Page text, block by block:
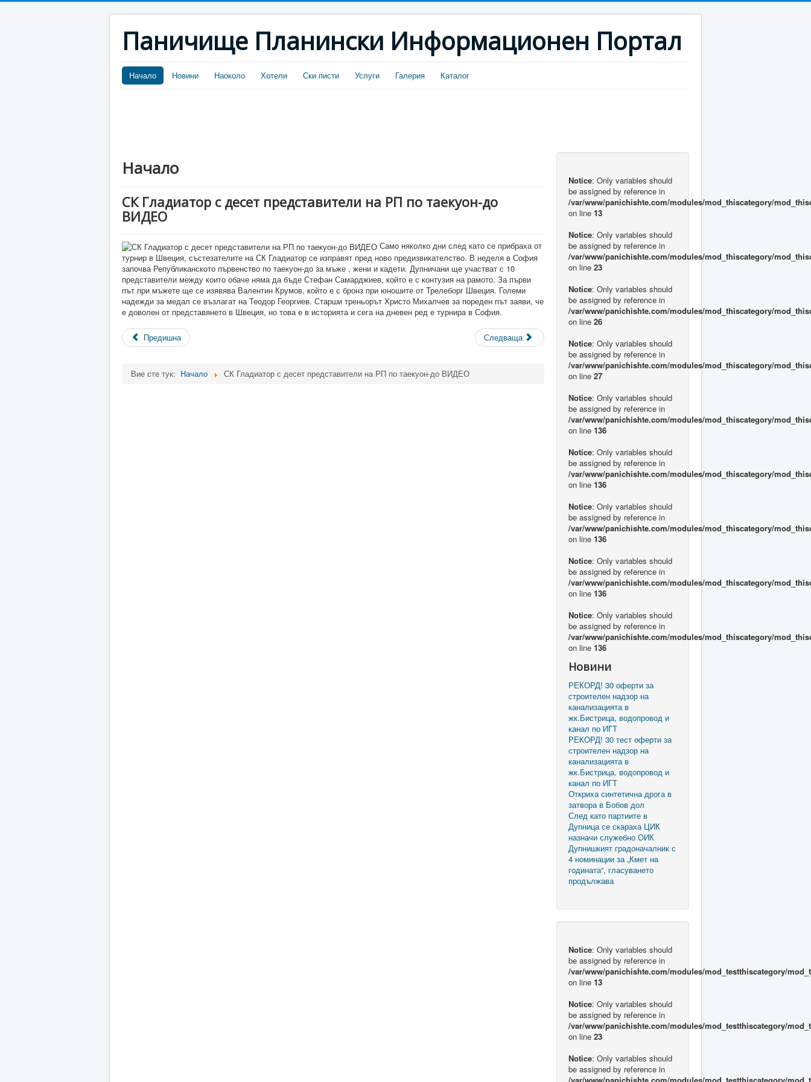
Паничище Планински Информационен Портал
Начало Новини Наоколо Хотели Ски писти Услуги Галерия Каталог
Начало
СК Гладиатор с десет представители на РП по таекуон-до
ВИДЕО
Само няколко дни след като се прибраха от
турнир в Швеция, състезателите на СК Гладиатор се изправят пред ново предизвикателство. В неделя в София
започва Републиканското първенство по таекуон-до за мъже , жени и кадети. Дупничани ще участват с 10
представители между които обаче няма да бъде Стефан Самарджиев, който е с контузия на рамото. За първи
път при мъжете ще се изявява Валентин Крумов, който е с бронз при юношите от Трелеборг Швеция. Големи
надежди за медал се възлагат на Теодор Георгиев. Старши треньорът Христо Михалчев за пореден път заяви, че
е доволен от представянето в Швеция, но това е в историята и сега на дневен ред е турнира в София.
Предишна Следваща
Вие сте тук: Начало СК Гладиатор с десет представители на РП по таекуон-до ВИДЕО
Notice: Only variables should
be assigned by reference in
/var/www/panichishte.com/modules/mod_thiscategory/
on line 13
Notice: Only variables should
be assigned by reference in
/var/www/panichishte.com/modules/mod_thiscategory/
on line 23
Notice: Only variables should
be assigned by reference in
/var/www/panichishte.com/modules/mod_thiscategory/
on line 26
Notice: Only variables should
be assigned by reference in
/var/www/panichishte.com/modules/mod_thiscategory/
on line 27
Notice: Only variables should
be assigned by reference in
/var/www/panichishte.com/modules/mod_thiscategory/
on line 136
Notice: Only variables should
be assigned by reference in
/var/www/panichishte.com/modules/mod_thiscategory/
on line 136
Notice: Only variables should
be assigned by reference in
/var/www/panichishte.com/modules/mod_thiscategory/
on line 136
Notice: Only variables should
be assigned by reference in
/var/www/panichishte.com/modules/mod_thiscategory/
on line 136
Notice: Only variables should
be assigned by reference in
/var/www/panichishte.com/modules/mod_thiscategory/
on line 136
Новини
РЕКОРД! 30 оферти за
строителен надзор на
канализацията в
жк.Бистрица, водопровод и
канал по ИГТ
РЕКОРД! 30 тест оферти за
строителен надзор на
канализацията в
жк.Бистрица, водопровод и
канал по ИГТ
Откриха синтетична дрога в
затвора в Бобов дол
След като партиите в
Дупница се скараха ЦИК
назначи служебно ОИК
Дупнишкият градоначалник с
4 номинации за „Кмет на
годината“, гласуването
продължава
Notice: Only variables should
be assigned by reference in
/var/www/panichishte.com/modules/mod_testthiscategory/
on line 13
Notice: Only variables should
be assigned by reference in
/var/www/panichishte.com/modules/mod_testthiscategory/
on line 23
Notice: Only variables should
be assigned by reference in